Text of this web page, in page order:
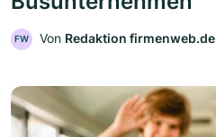
FW Von Redaktion firmenweb.de